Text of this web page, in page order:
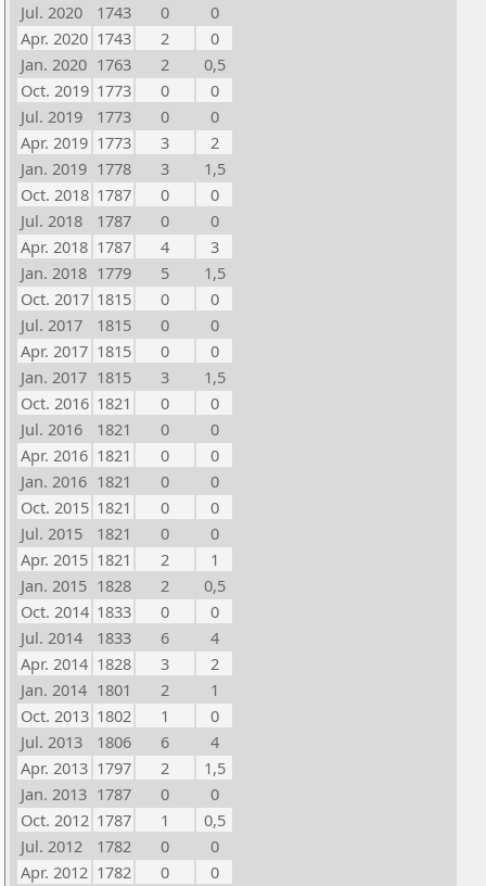
Jul. 2020
1743 0
0
Apr. 2020 1743 2
0
Jan. 2020 1763 2
0,5
Oct. 2019 1773 0
0
Jul. 2019
1773 0
0
Apr. 2019 1773 3
2
Jan. 2019 1778 3
1,5
Oct. 2018 1787 0
0
Jul. 2018
1787 0
0
Apr. 2018 1787 4
3
Jan. 2018 1779 5
1,5
Oct. 2017 1815 0
0
Jul. 2017
1815 0
0
Apr. 2017 1815 0
0
Jan. 2017 1815 3
1,5
Oct. 2016 1821 0
0
Jul. 2016
1821 0
0
Apr. 2016 1821 0
0
Jan. 2016 1821 0
0
Oct. 2015 1821 0
0
Jul. 2015
1821 0
0
Apr. 2015 1821 2
1
Jan. 2015 1828 2
0,5
Oct. 2014 1833 0
0
Jul. 2014
1833 6
4
Apr. 2014 1828 3
2
Jan. 2014 1801 2
1
Oct. 2013 1802 1
0
Jul. 2013
1806 6
4
Apr. 2013 1797 2
1,5
Jan. 2013 1787 0
0
Oct. 2012 1787 1
0,5
Jul. 2012
1782 0
0
Apr. 2012 1782 0
0